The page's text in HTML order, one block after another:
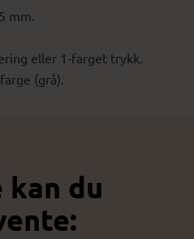
mm.
eller 1-farget trykk.
(grå).
du